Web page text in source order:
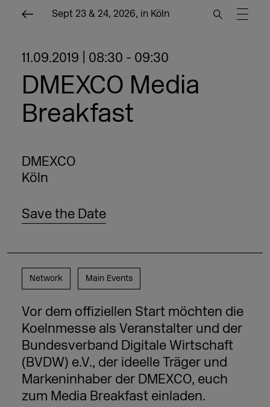
Sept 23 & 24, 2026, in Köln
11.09.2019 | 08:30 - 09:30
DMEXCO Media
Breakfast
DMEXCO
Köln
Save the Date
Network Main Events
Vor dem offiziellen Start möchten die
Koelnmesse als Veranstalter und der
Bundesverband Digitale Wirtschaft
(BVDW) e.V., der ideelle Träger und
Markeninhaber der DMEXCO, euch
zum Media Breakfast einladen.